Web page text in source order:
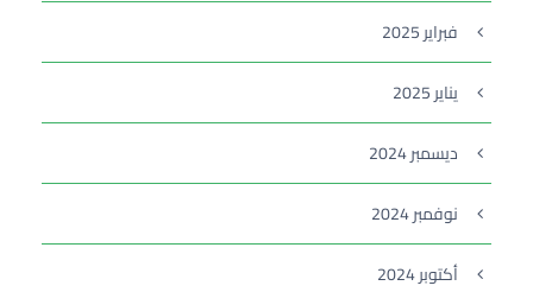
فبراير 2025
يناير 2025
ديسمبر 2024
نوفمبر 2024
أكتوبر 2024